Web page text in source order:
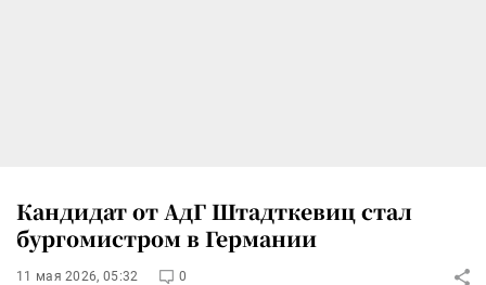
Кандидат от АдГ Штадткевиц стал
бургомистром в Германии
11 мая 2026, 05:32 0